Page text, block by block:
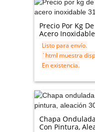
Precio Por Kg
Acero
Listo para envío.
`html muestra
En existencia.
Chapa
Con Pintura,